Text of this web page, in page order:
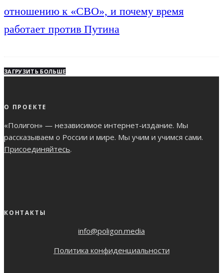
отношению к «СВО», и почему время
работает против Путина
ЗАГРУЗИТЬ БОЛЬШЕ
О ПРОЕКТЕ
«Полигон» — независимое интернет-издание. Мы
рассказываем о России и мире. Мы учим и учимся сами.
Присоединяйтесь.
КОНТАКТЫ
info@poligon.media
Политика конфиденциальности